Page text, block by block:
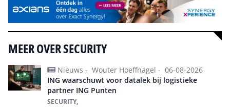
MEER OVER SECURITY
Nieuws - Wouter Hoeffnagel - 06-08-2026
ING waarschuwt voor datalek bij logistieke
partner ING Punten
SECURITY,